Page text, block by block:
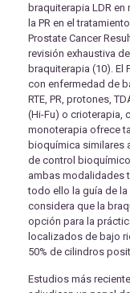
braquiterapia LDR
la PR en el
Prostate Cancer
revisión exhaustiva
braquiterapia (10). El
con enfermedad de
RTE, PR, protones,
(Hi-Fu) o crioterapia,
monoterapia ofrece
bioquímica similares
de control
ambas modalidades
todo ello la guía de la
considera que la
opción para la
localizados de bajo
50% de cilindros
Estudios más